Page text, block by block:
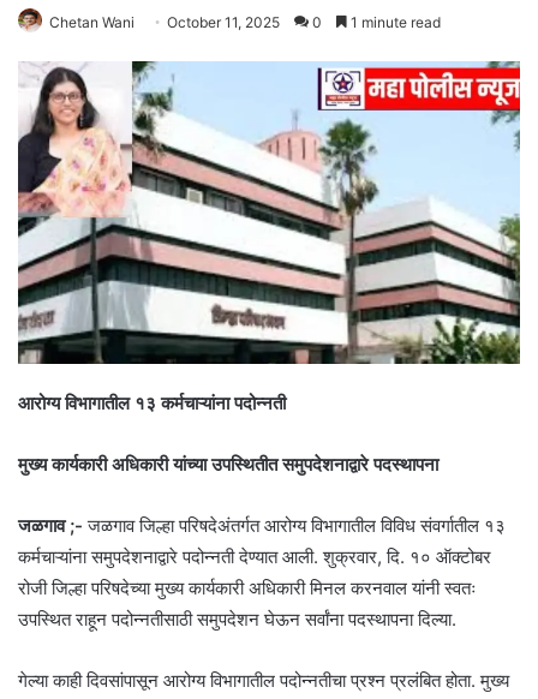
Chetan Wani October 11, 2025 0 1 minute read
आरोग्य विभागातील १३ कर्मचाऱ्यांना पदोन्नती
मुख्य कार्यकारी अधिकारी यांच्या उपस्थितीत समुपदेशनाद्वारे पदस्थापना
जळगाव ;- जळगाव जिल्हा परिषदेअंतर्गत आरोग्य विभागातील विविध संवर्गातील १३
कर्मचाऱ्यांना समुपदेशनाद्वारे पदोन्नती देण्यात आली. शुक्रवार, दि. १० ऑक्टोबर
रोजी जिल्हा परिषदेच्या मुख्य कार्यकारी अधिकारी मिनल करनवाल यांनी स्वतः
उपस्थित राहून पदोन्नतीसाठी समुपदेशन घेऊन सर्वांना पदस्थापना दिल्या.
गेल्या काही दिवसांपासून आरोग्य विभागातील पदोन्नतीचा प्रश्न प्रलंबित होता. मुख्य